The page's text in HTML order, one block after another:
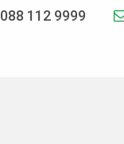
088 112 9999